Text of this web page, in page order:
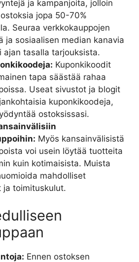
ja kampanjoita, jolloin
jopa 50-70%
Seuraa verkkokauppojen
ja sosiaalisen median kanavia
ajan tasalla tarjouksista.
Kuponkikoodit
tapa säästää rahaa
Useat sivustot ja blogit
kuponkikoodeja,
ostoksissasi.
Myös kansainvälisistä
voi usein löytää tuotteita
kuin kotimaisista. Muista
mahdolliset
ja toimituskulut.
Ennen ostoksen